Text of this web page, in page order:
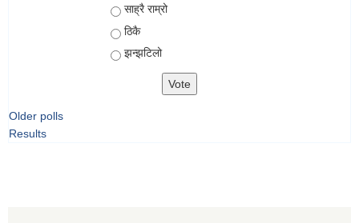
Choices
साह्रै राम्रो
ठिकै
झन्झटिलो
Older polls
Results